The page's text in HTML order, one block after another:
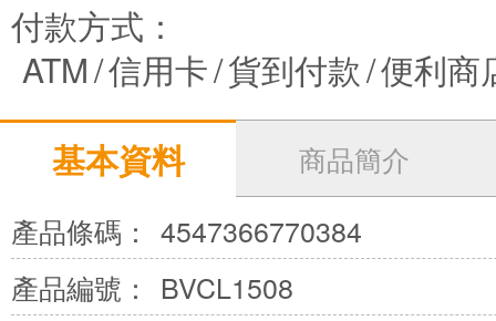
付款方式：
ATM/信用卡/貨到付款/便利商
基本資料
商品簡介
產品條碼： 4547366770384
產品編號：
BVCL1508